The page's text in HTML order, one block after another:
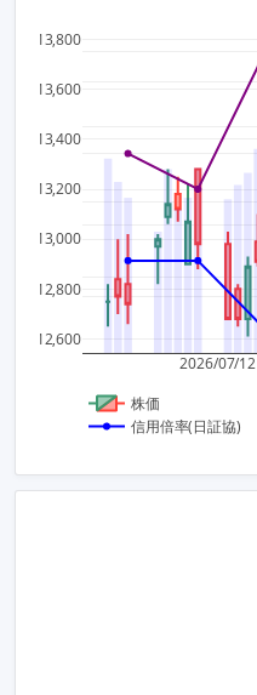
2026/07/12
12,600
12,800
13,000
13,200
13,400
13,600
13,800
株価
信用倍率(日証協)